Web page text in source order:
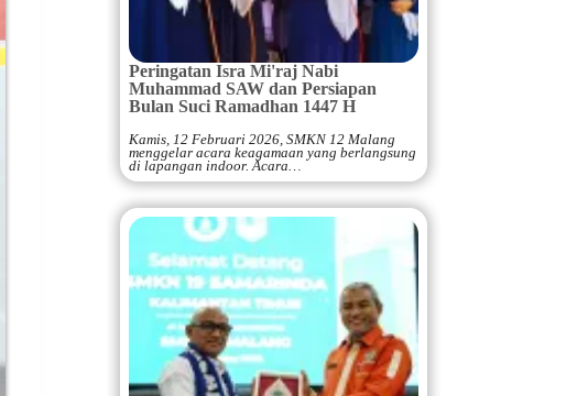
Peringatan Isra Mi'raj Nabi
Muhammad SAW dan Persiapan
Bulan Suci Ramadhan 1447 H
Kamis, 12 Februari 2026, SMKN 12 Malang
menggelar acara keagamaan yang berlangsung
di lapangan indoor. Acara…